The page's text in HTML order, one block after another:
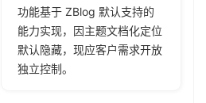
功能基于 ZBlog 默认支持的
能力实现，因主题文档化定位
默认隐藏，现应客户需求开放
独立控制。